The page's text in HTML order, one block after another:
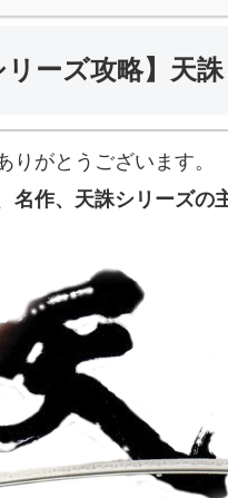
リーズ攻略】天
りがとうございます。
名作、天誅シリーズの